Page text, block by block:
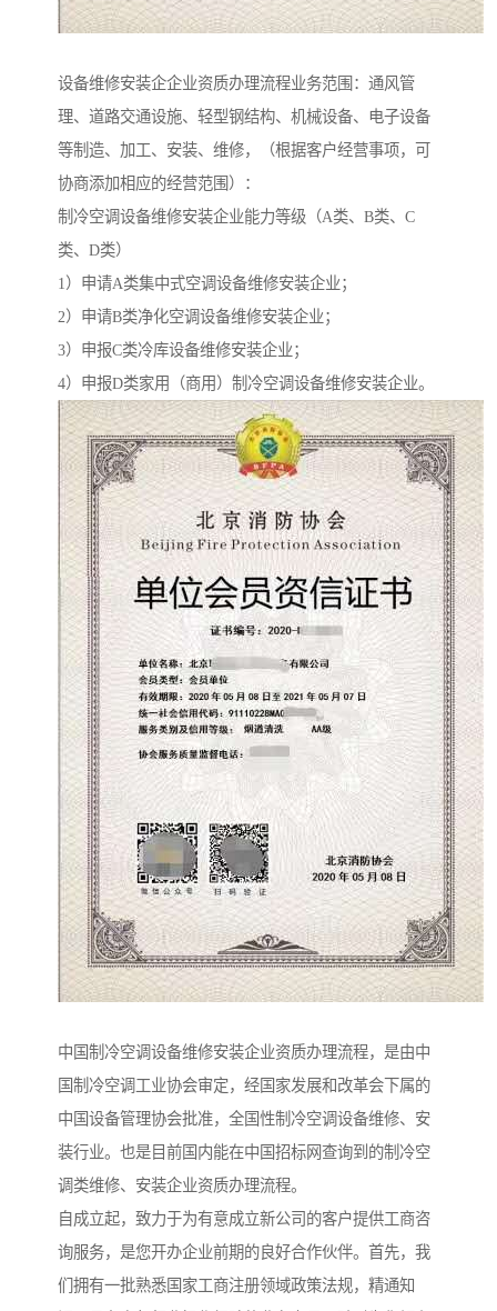
设备维修安装企企业资质办理流程业务范围：通风管
理、道路交通设施、轻型钢结构、机械设备、电子设备
等制造、加工、安装、维修，（根据客户经营事项，可
协商添加相应的经营范围）：
制冷空调设备维修安装企业能力等级（A类、B类、C
类、D类）
1）申请A类集中式空调设备维修安装企业；
2）申请B类净化空调设备维修安装企业；
3）申报C类冷库设备维修安装企业；
4）申报D类家用（商用）制冷空调设备维修安装企业。
中国制冷空调设备维修安装企业资质办理流程，是由中
国制冷空调工业协会审定，经国家发展和改革会下属的
中国设备管理协会批准，全国性制冷空调设备维修、安
装行业。也是目前国内能在中国招标网查询到的制冷空
调类维修、安装企业资质办理流程。
自成立起，致力于为有意成立新公司的客户提供工商咨
询服务，是您开办企业前期的良好合作伙伴。首先，我
们拥有一批熟悉国家工商注册领域政策法规，精通知